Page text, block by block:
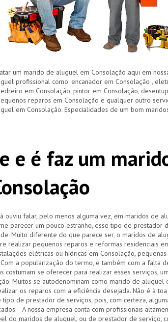
um marido de aluguel em Consolação aqui em
profissional como: encanador em Consolação ,
em Consolação, pintor em Consolação,
reparos em Consolação e qualquer outro
em Consolação. Especialidades de um bom
e é faz um
ouviu falar, pelo menos alguma vez, em maridos de
parecer um pouco estranho, esse tipo de prestador
Muito diferente do que parece ser, o maridos de
realizar pequenos reparos e reformas residenciais
elétricas ou hídricas em Consolação,
a popularização do termo, e também com a falta
costumam se oferecer para realizar esses serviços,
Muitos se autodenominam como marido de aluguel
os reparos com a eficiência desejada. Não é à
tipo de prestador de serviços, pois, com certeza,
A nossa empresa conta com profissionais
do maridos de aluguel, ou de prestador de serviço,